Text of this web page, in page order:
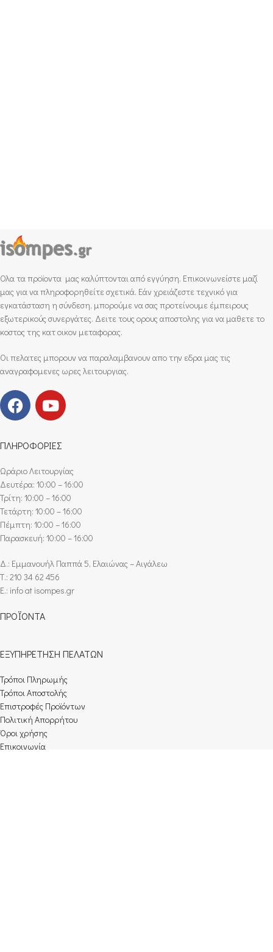
Ολα τα προϊοντα μας καλύπτονται από εγγύηση. Επικοινωνείστε μαζί
μας για να πληροφορηθείτε σχετικά. Εάν χρειάζεστε τεχνικό για
εγκατάσταση η σύνδεση, μπορούμε να σας προτείνουμε έμπειρους
εξωτερικούς συνεργάτες. Δειτε τους ορους αποστολης για να μαθετε το
κοστος της κατ οικον μεταφορας.
Οι πελατες μπορουν να παραλαμβανουν απο την εδρα μας τις
αναγραφομενες ωρες λειτουργιας.
ΠΛΗΡΟΦΟΡΙΕΣ
Ωράριο Λειτουργίας
Δευτέρα: 10:00 – 16:00
Τρίτη: 10:00 – 16:00
Τετάρτη: 10:00 – 16:00
Πέμπτη: 10:00 – 16:00
Παρασκευή: 10:00 – 16:00
Δ.: Εμμανουήλ Παππά 5, Ελαιώνας – Αιγάλεω
Τ.: 210 34 62 456
E.: info at isompes.gr
ΠΡΟΪΟΝΤΑ
ΕΞΥΠΗΡΕΤΗΣΗ ΠΕΛΑΤΩΝ
Τρόποι Πληρωμής​
Τρόποι Αποστολής
Επιστροφές Προϊόντων
Πολιτική Απορρήτου
Όροι χρήσης
Επικοινωνία